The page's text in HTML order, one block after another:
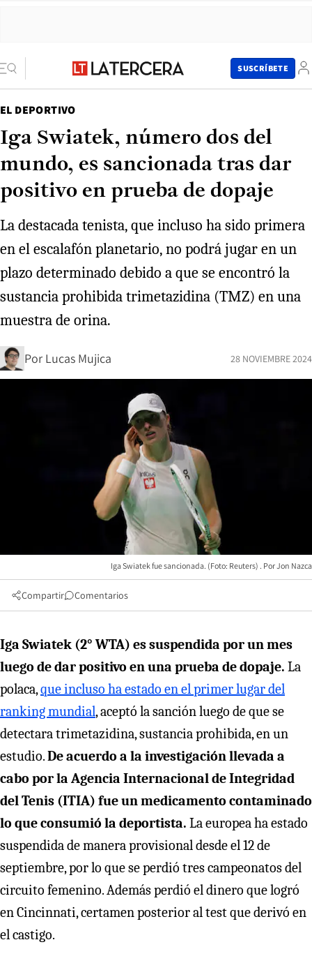
SUSCRÍBETE
EL DEPORTIVO
Iga Swiatek, número dos del
mundo, es sancionada tras dar
positivo en prueba de dopaje
La destacada tenista, que incluso ha sido primera
en el escalafón planetario, no podrá jugar en un
plazo determinado debido a que se encontró la
sustancia prohibida trimetazidina (TMZ) en una
muestra de orina.
Por Lucas Mujica 28 NOVIEMBRE 2024
Iga Swiatek fue sancionada. (Foto: Reuters) Jon Nazca
Compartir Comentarios
Iga Swiatek (2° WTA) es suspendida por un mes
luego de dar positivo en una prueba de dopaje. La
polaca,que incluso ha estado en el primer lugar del
ranking mundial, aceptó la sanción luego de que se
detectara trimetazidina, sustancia prohibida, en un
estudio.De acuerdo a la investigación llevada a
cabo por la Agencia Internacional de Integridad
del Tenis (ITIA) fue un medicamento contaminado
lo que consumió la deportista. La europea ha estado
suspendida de manera provisional desde el 12 de
septiembre, por lo que se perdió tres campeonatos del
circuito femenino. Además perdió el dinero que logró
en Cincinnati, certamen posterior al test que derivó en
el castigo.